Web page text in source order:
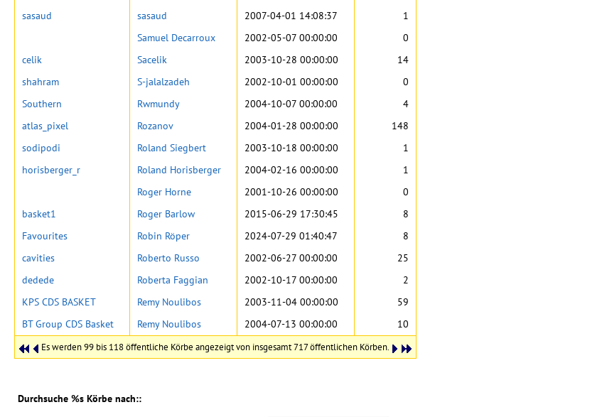
Es werden 99 bis 118 öffentliche Körbe angezeigt von insgesamt 717 öffentlichen Körben.
sasaud
sasaud 2007-04-01 14:08:37
1
Samuel Decarroux
2002-05-07 00:00:00
0
celik
Sacelik 2003-10-28 00:00:00
14
shahram
S-jalalzadeh 2002-10-01 00:00:00
0
Southern
Rwmundy 2004-10-07 00:00:00
4
atlas_pixel
Rozanov 2004-01-28 00:00:00
148
sodipodi
Roland Siegbert 2003-10-18 00:00:00
1
horisberger_r
Roland Horisberger 2004-02-16 00:00:00
1
Roger Horne
2001-10-26 00:00:00
0
basket1
Roger Barlow 2015-06-29 17:30:45
8
Favourites
Robin Röper 2024-07-29 01:40:47
8
cavities
Roberto Russo 2002-06-27 00:00:00
25
dedede
Roberta Faggian 2002-10-17 00:00:00
2
KPS CDS BASKET
Remy Noulibos 2003-11-04 00:00:00
59
BT Group CDS Basket
Remy Noulibos 2004-07-13 00:00:00 10
Durchsuche %s Körbe nach::